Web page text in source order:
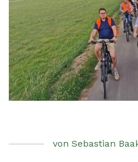
von Sebastian